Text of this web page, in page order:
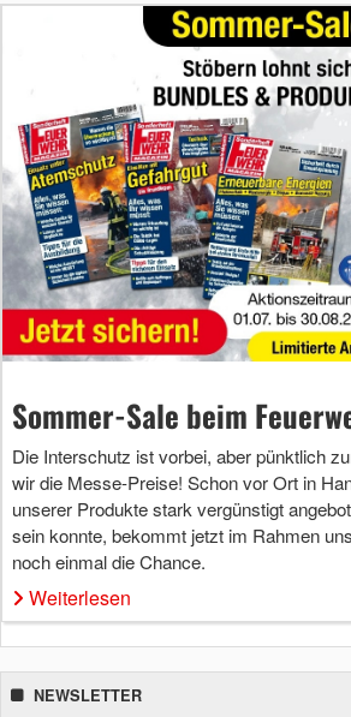
Sommer-Sale beim
Die Interschutz ist vorbei, aber pünktlich
wir die Messe-Preise! Schon vor Ort in
unserer Produkte stark vergünstigt
sein konnte, bekommt jetzt im Rahmen
noch einmal die Chance.
Weiterlesen
NEWSLETTER